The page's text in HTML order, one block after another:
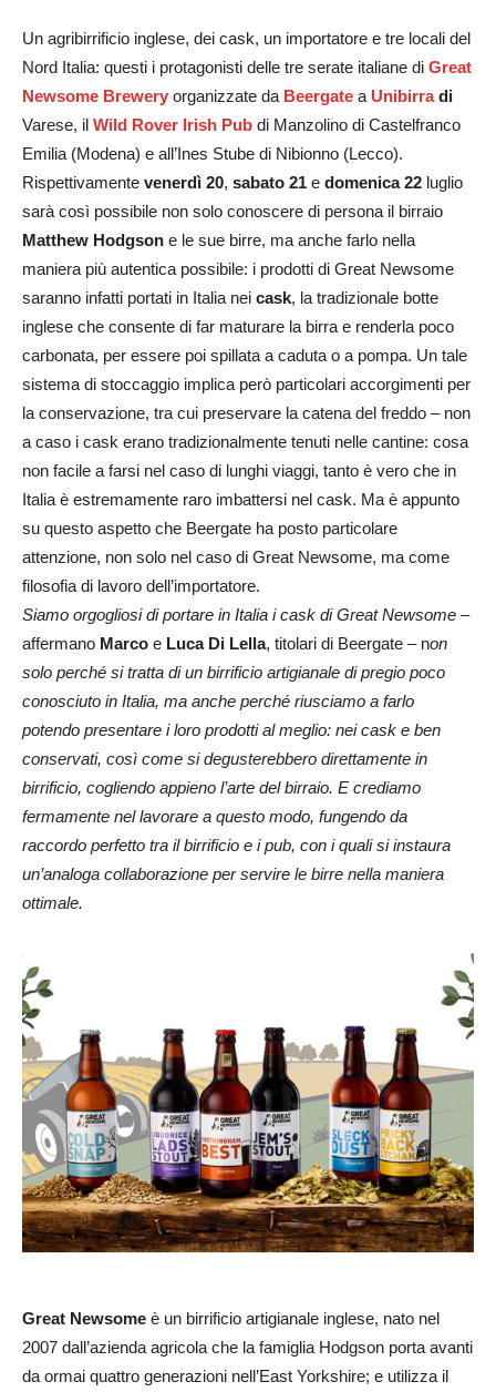
Un agribirrificio inglese, dei cask, un importatore e tre locali del
Nord Italia: questi i protagonisti delle tre serate italiane di Great
Newsome Brewery organizzate da Beergate a Unibirradi
Varese, il Wild Rover Irish Pub di Manzolino di Castelfranco
Emilia (Modena) e all’Ines Stube di Nibionno (Lecco).
Rispettivamente venerdì 20, sabato 21 e domenica 22 luglio
sarà così possibile non solo conoscere di persona il birraio
Matthew Hodgson e le sue birre, ma anche farlo nella
maniera più autentica possibile: i prodotti di Great Newsome
saranno infatti portati in Italia nei cask, la tradizionale botte
inglese che consente di far maturare la birra e renderla poco
carbonata, per essere poi spillata a caduta o a pompa. Un tale
sistema di stoccaggio implica però particolari accorgimenti per
la conservazione, tra cui preservare la catena del freddo – non
a caso i cask erano tradizionalmente tenuti nelle cantine: cosa
non facile a farsi nel caso di lunghi viaggi, tanto è vero che in
Italia è estremamente raro imbattersi nel cask. Ma è appunto
su questo aspetto che Beergate ha posto particolare
attenzione, non solo nel caso di Great Newsome, ma come
filosofia di lavoro dell’importatore.
Siamo orgogliosi di portare in Italia i cask di Great Newsome –
affermano Marco e Luca Di Lella, titolari di Beergate – non
solo perché si tratta di un birrificio artigianale di pregio poco
conosciuto in Italia, ma anche perché riusciamo a farlo
potendo presentare i loro prodotti al meglio: nei cask e ben
conservati, così come si degusterebbero direttamente in
birrificio, cogliendo appieno l’arte del birraio. E crediamo
fermamente nel lavorare a questo modo, fungendo da
raccordo perfetto tra il birrificio e i pub, con i quali si instaura
un’analoga collaborazione per servire le birre nella maniera
ottimale.
Great Newsome è un birrificio artigianale inglese, nato nel
2007 dall’azienda agricola che la famiglia Hodgson porta avanti
da ormai quattro generazioni nell’East Yorkshire; e utilizza il